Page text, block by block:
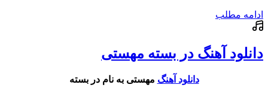
ادامه مطلب
دانلود آهنگ در بسته مهستی
دانلود آهنگ مهستی به نام در بسته